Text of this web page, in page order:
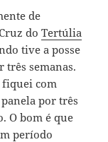
de
doTertúlia
tive a posse
três semanas.
com
por três
O bom é que
período